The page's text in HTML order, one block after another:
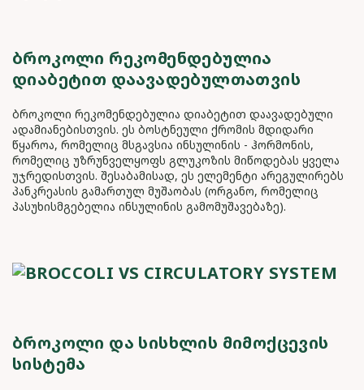
ᲑᲠᲝᲙᲝᲚᲘ ᲠᲔᲙᲝᲛᲔᲜᲓᲔᲑᲣᲚᲘᲐ
ᲓᲘᲐᲑᲔᲢᲘᲗ ᲓᲐᲐᲕᲐᲓᲔᲑᲣᲚᲗᲐᲗᲕᲘᲡ
ბროკოლი რეკომენდებულია დიაბეტით დაავადებული
ადამიანებისთვის. ეს ბოსტნეული ქრომის მდიდარი
წყაროა, რომელიც მსგავსია ინსულინის - ჰორმონის,
რომელიც უზრუნველყოფს გლუკოზის მიწოდებას ყველა
უჯრედისთვის. შესაბამისად, ეს ელემენტი არეგულირებს
პანკრეასის გამართულ მუშაობას (ორგანო, რომელიც
პასუხისმგებელია ინსულინის გამომუშავებაზე).
ᲑᲠᲝᲙᲝᲚᲘ ᲓᲐ ᲡᲘᲡᲮᲚᲘᲡ ᲛᲘᲛᲝᲥᲪᲔᲕᲘᲡ
ᲡᲘᲡᲢᲔᲛᲐ